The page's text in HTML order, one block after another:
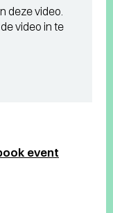
deze video.
video in te
event